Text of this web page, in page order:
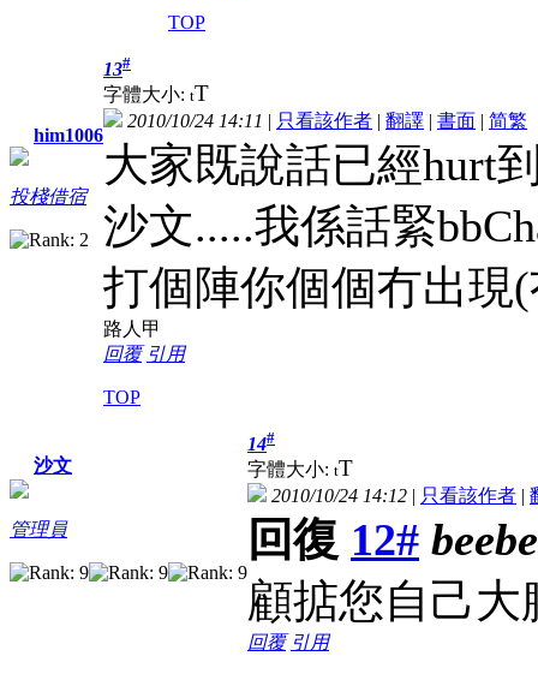
TOP
him1006
投棧借宿
13#
字體大小: tT
2010/10/24 14:11 | 只看該作者 | 翻譯 | 書面 | 简繁
大家既說話已經hurt
沙文.....我係話緊
打個陣你個個冇出現
路人甲
回覆 引用
TOP
沙文
管理員
14#
字體大小: tT
2010/10/24 14:12 | 只看該作者 |
回復 12#
顧掂您自己
回覆 引用